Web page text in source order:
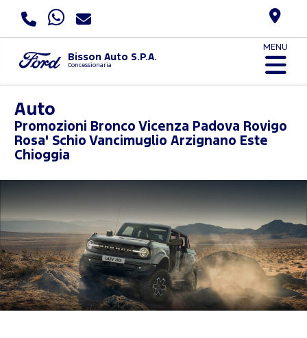
Bisson Auto S.P.A.
Concessionaria
MENU
Auto
Promozioni Bronco Vicenza Padova Rovigo
Rosa' Schio Vancimuglio Arzignano Este
Chioggia